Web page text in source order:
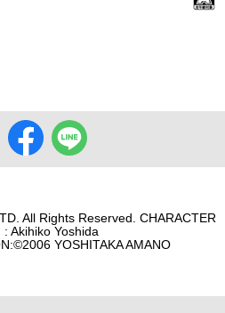
All Rights Reserved. CHARACTER
: Akihiko Yoshida
YOSHITAKA AMANO